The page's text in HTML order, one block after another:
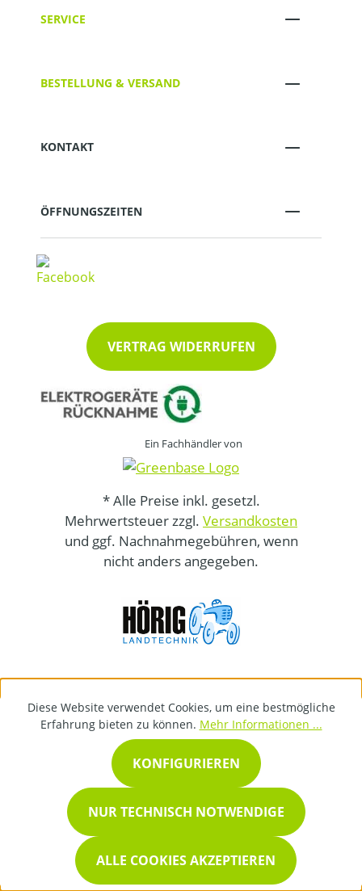
SERVICE
BESTELLUNG & VERSAND
KONTAKT
ÖFFNUNGSZEITEN
VERTRAG WIDERRUFEN
Ein Fachhändler von
* Alle Preise inkl. gesetzl.
Mehrwertsteuer zzgl. Versandkosten
und ggf. Nachnahmegebühren, wenn
nicht anders angegeben.
Diese Website verwendet Cookies, um eine bestmögliche
Erfahrung bieten zu können. Mehr Informationen ...
NUR TECHNISCH NOTWENDIGE
KONFIGURIEREN
ALLE COOKIES AKZEPTIEREN